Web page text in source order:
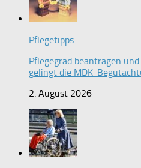
Pflegetipps
Pflegegrad beantragen
gelingt die MDK-
2. August 2026